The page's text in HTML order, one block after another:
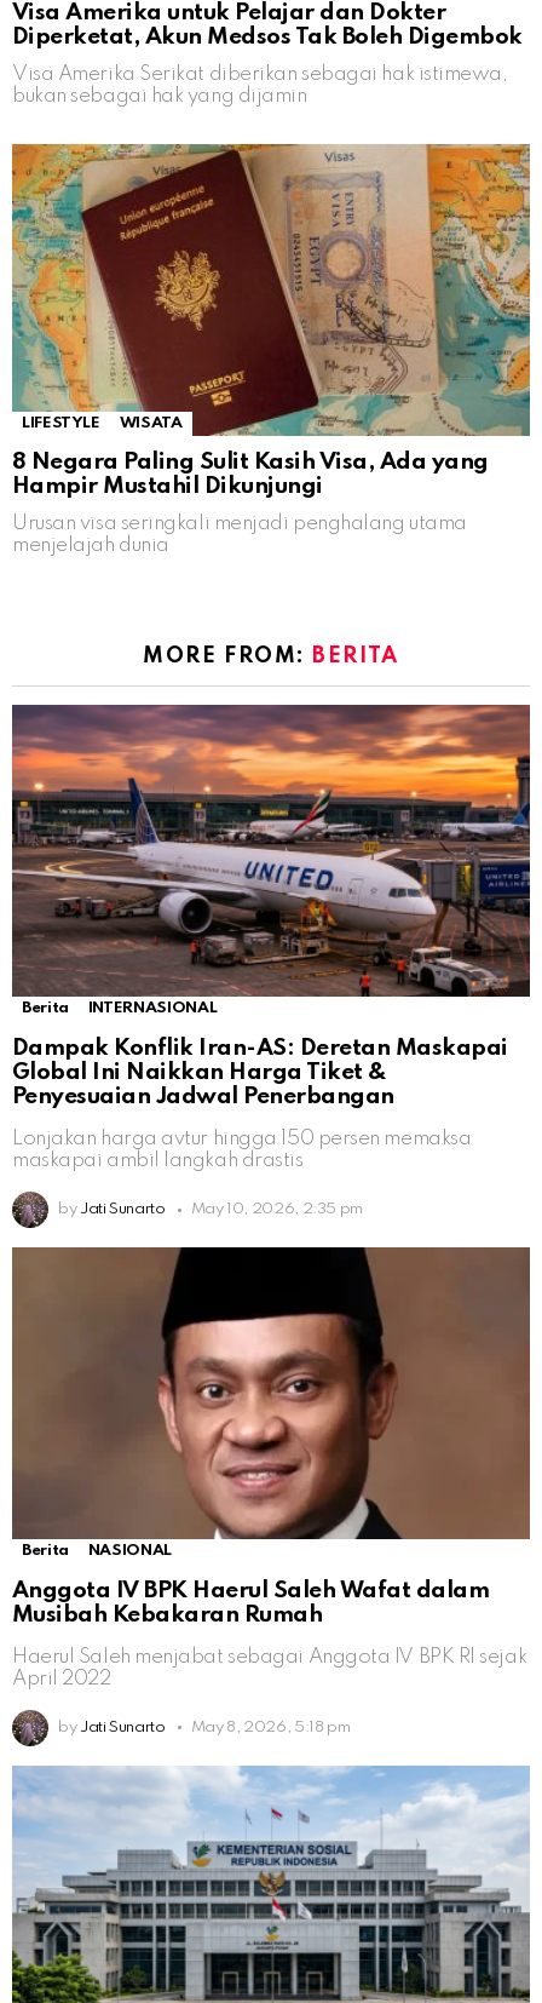
Visa Amerika untuk Pelajar dan Dokter
Diperketat, Akun Medsos Tak Boleh Digembok
Visa Amerika Serikat diberikan sebagai hak istimewa,
bukan sebagai hak yang dijamin
LIFESTYLE WISATA
8 Negara Paling Sulit Kasih Visa, Ada yang
Hampir Mustahil Dikunjungi
Urusan visa seringkali menjadi penghalang utama
menjelajah dunia
MORE FROM: BERITA
Berita INTERNASIONAL
Dampak Konflik Iran-AS: Deretan Maskapai
Global Ini Naikkan Harga Tiket &
Penyesuaian Jadwal Penerbangan
Lonjakan harga avtur hingga 150 persen memaksa
maskapai ambil langkah drastis
by Jati Sunarto May 10, 2026, 2:35 pm
Berita NASIONAL
Anggota IV BPK Haerul Saleh Wafat dalam
Musibah Kebakaran Rumah
Haerul Saleh menjabat sebagai Anggota IV BPK RI sejak
April 2022
by Jati Sunarto May 8, 2026, 5:18 pm